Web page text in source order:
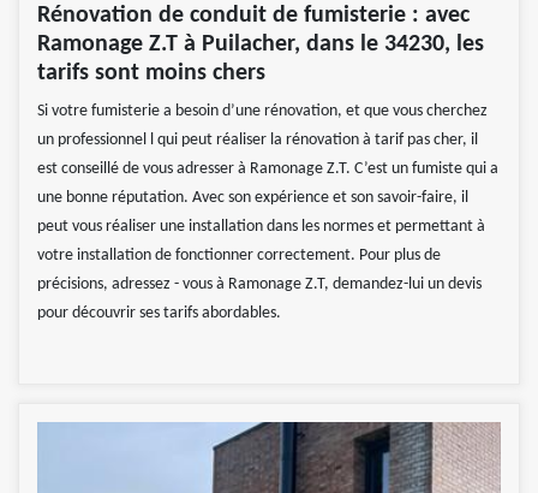
Rénovation de conduit de fumisterie : avec
Ramonage Z.T à Puilacher, dans le 34230, les
tarifs sont moins chers
Si votre fumisterie a besoin d’une rénovation, et que vous cherchez
un professionnel l qui peut réaliser la rénovation à tarif pas cher, il
est conseillé de vous adresser à Ramonage Z.T. C’est un fumiste qui a
une bonne réputation. Avec son expérience et son savoir-faire, il
peut vous réaliser une installation dans les normes et permettant à
votre installation de fonctionner correctement. Pour plus de
précisions, adressez - vous à Ramonage Z.T, demandez-lui un devis
pour découvrir ses tarifs abordables.